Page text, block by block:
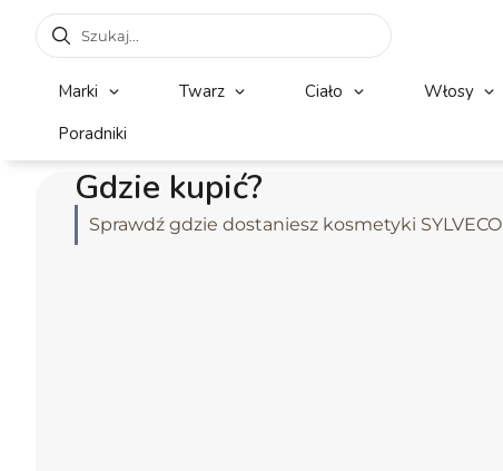
Marki Twarz Ciało Włosy
Poradniki
Gdzie kupić?
Sprawdź gdzie dostaniesz kosmetyki SYLVECO